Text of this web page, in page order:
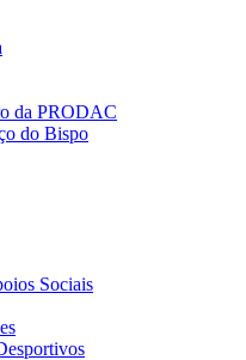
da PRODAC
do Bispo
Sociais